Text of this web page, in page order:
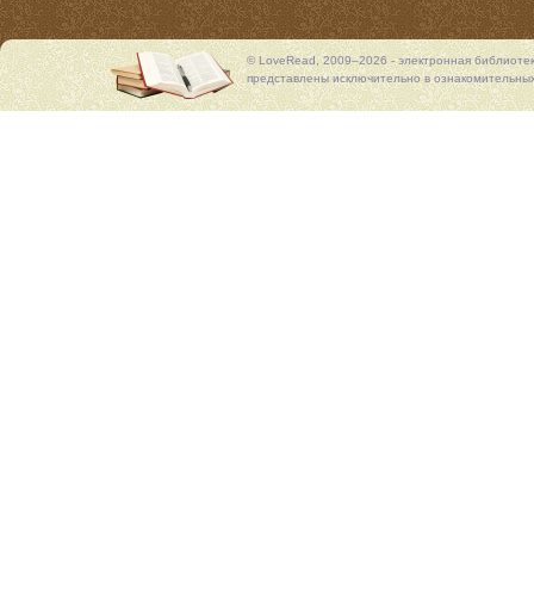
© LoveRead, 2009–2026 - электронная
представлены исключительно в